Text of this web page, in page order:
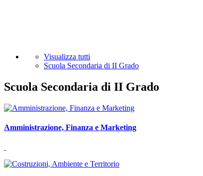
Visualizza tutti
Scuola Secondaria di II Grado
Scuola Secondaria di II Grado
Amministrazione, Finanza e Marketing